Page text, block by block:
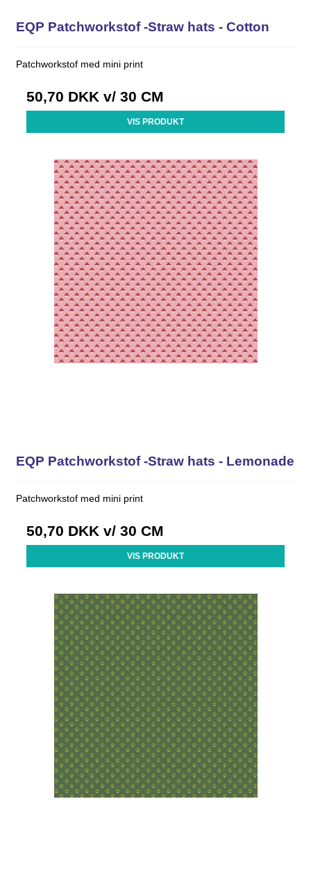
EQP Patchworkstof -Straw hats - Cotton
Patchworkstof med mini print
50,70 DKK v/ 30 CM
VIS PRODUKT
EQP Patchworkstof -Straw hats - Lemonade
Patchworkstof med mini print
50,70 DKK v/ 30 CM
VIS PRODUKT